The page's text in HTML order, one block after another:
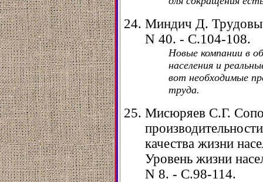
Миндич Д.
N 40. - С.104-108.
Новые компании в
населения и
вот необходимые
труда.
Мисюряев С.Г.
качества жизни
Уровень жизни
N 8. - С.98-114.